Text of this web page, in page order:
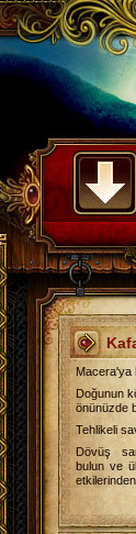
Macera'ya
Doğunun
önünüzde
Tehlikeli
Dövüş
bulun ve